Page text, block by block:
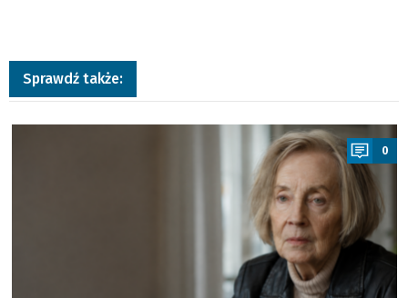
Sprawdź także:
a
0